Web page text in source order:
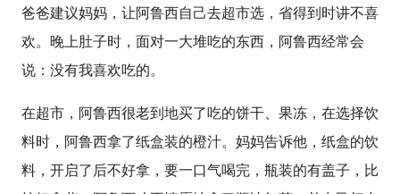
爸爸建议妈妈，让阿鲁西自己去超市选，省得到时讲不喜
欢。晚上肚子时，面对一大堆吃的东西，阿鲁西经常会
说：没有我喜欢吃的。
在超市，阿鲁西很老到地买了吃的饼干、果冻，在选择饮
料时，阿鲁西拿了纸盒装的橙汁。妈妈告诉他，纸盒的饮
料，开启了后不好拿，要一口气喝完，瓶装的有盖子，比